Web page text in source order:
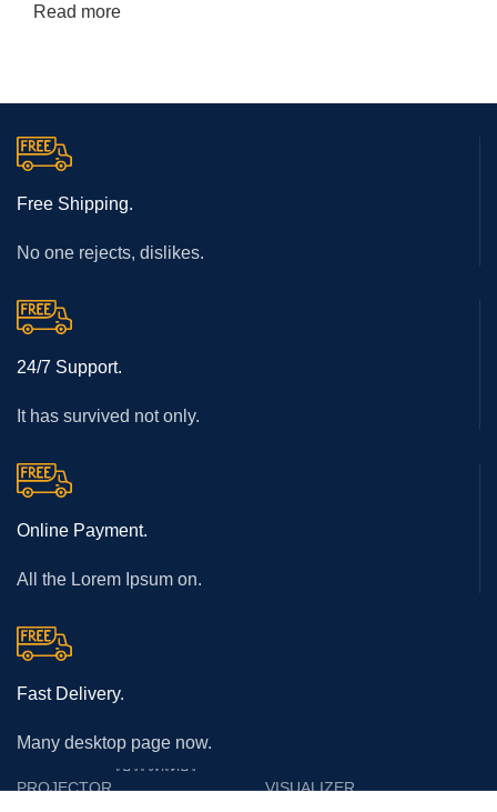
Read more
Free Shipping.
No one rejects, dislikes.
24/7 Support.
It has survived not only.
Online Payment.
All the Lorem Ipsum on.
Fast Delivery.
Many desktop page now.
PROJECTOR
โปรเจคเตอร์
VISUALIZER